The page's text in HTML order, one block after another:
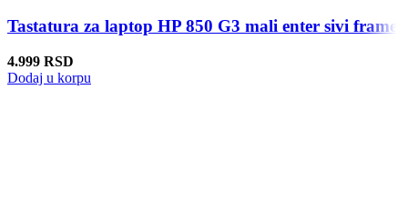
Tastatura za laptop HP 850 G3 mali enter sivi frame
4.999 RSD
Dodaj u korpu